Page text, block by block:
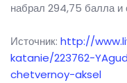
набрал 294,75 балла и
Источник: http://
katanie/223762-
chetvernoy-aksel